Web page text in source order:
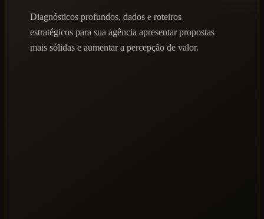
Diagnósticos profundos, dados e roteiros
estratégicos para sua agência apresentar propostas
mais sólidas e aumentar a percepção de valor.